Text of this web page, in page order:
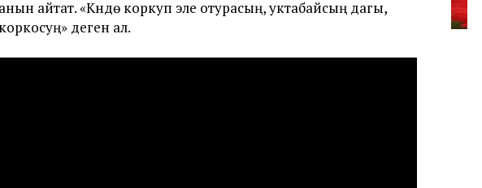
айтат. «Күндө коркуп эле отурасың, уктабайсың дагы,
деген ал.